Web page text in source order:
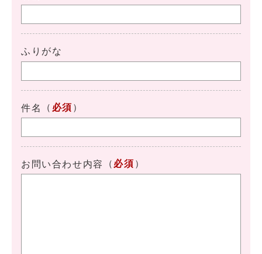
ふりがな
件名 （ 必須 ）
お問い合わせ内容 （ 必須 ）